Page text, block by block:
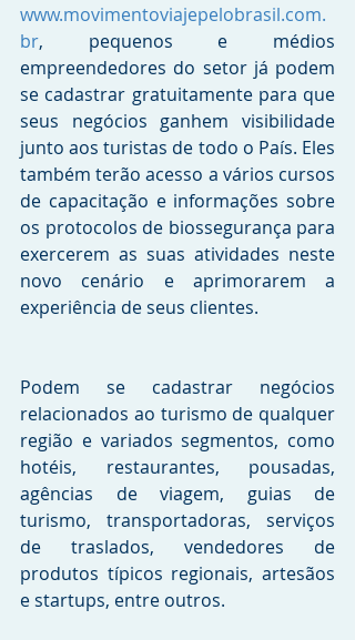
www.movimentoviajepelobrasil.com.
br, pequenos e médios
empreendedores do setor já podem
se cadastrar gratuitamente para que
seus negócios ganhem visibilidade
junto aos turistas de todo o País. Eles
também terão acesso a vários cursos
de capacitação e informações sobre
os protocolos de biossegurança para
exercerem as suas atividades neste
novo cenário e aprimorarem a
experiência de seus clientes.
Podem se cadastrar negócios
relacionados ao turismo de qualquer
região e variados segmentos, como
hotéis, restaurantes, pousadas,
agências de viagem, guias de
turismo, transportadoras, serviços
de traslados, vendedores de
produtos típicos regionais, artesãos
e startups, entre outros.